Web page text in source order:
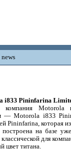
i833 Pininfarina
компания Motorola
— Motorola i833
Pininfarina, которая
построена на базе
классической для
цвет титана.